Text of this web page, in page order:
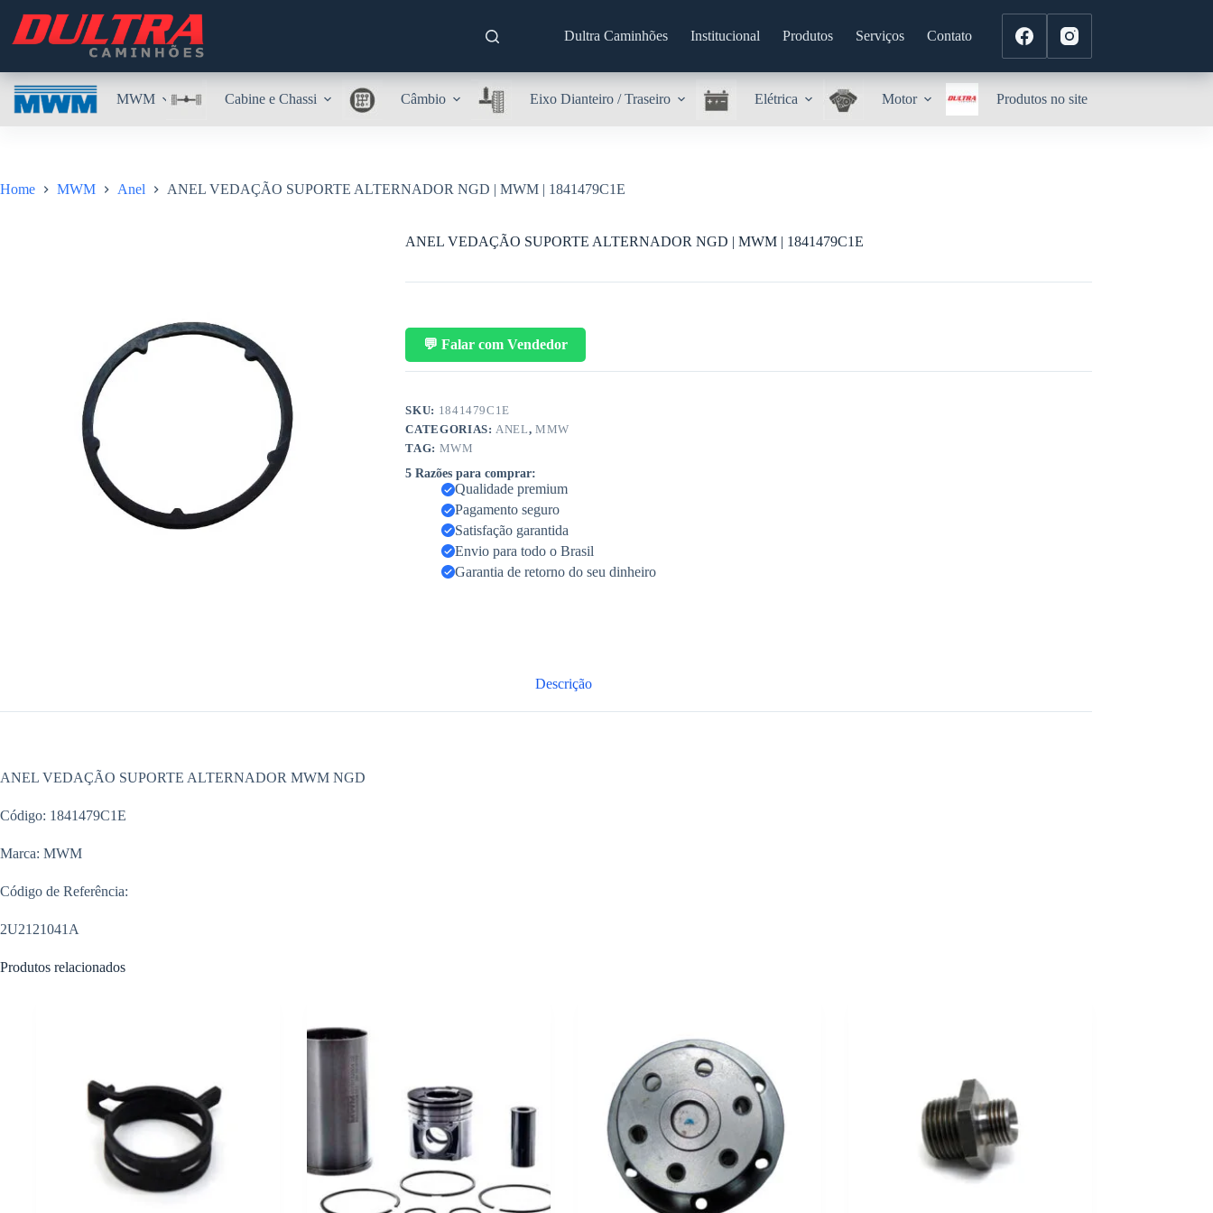
para
Dultra Caminhões Institucional Produtos Serviços Contato
MWM Cabine e Chassi Câmbio Eixo Dianteiro / Traseiro Elétrica Motor Produtos no site
Home MWM Anel ANEL VEDAÇÃO SUPORTE ALTERNADOR NGD | MWM | 1841479C1E
ANEL VEDAÇÃO SUPORTE ALTERNADOR NGD | MWM | 1841479C1E
💬 Falar com Vendedor
SKU: 1841479C1E
CATEGORIAS:ANEL,MMW
TAG: MWM
5 Razões para comprar:
Qualidade premium
Pagamento seguro
Satisfação garantida
Envio para todo o Brasil
Garantia de retorno do seu dinheiro
Descrição
ANEL VEDAÇÃO SUPORTE ALTERNADOR MWM NGD
Código: 1841479C1E
Marca: MWM
Código de Referência:
2U2121041A
Produtos relacionados